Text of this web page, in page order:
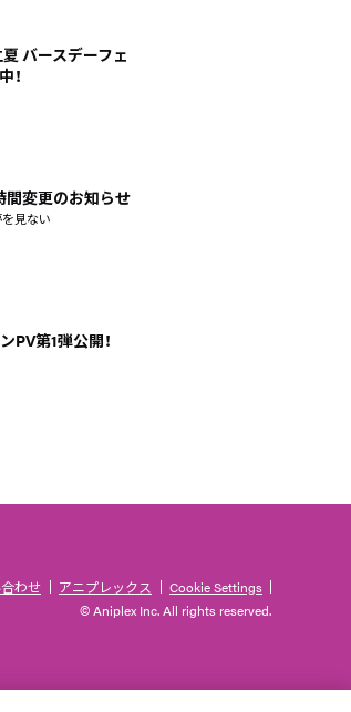
夏 バースデーフェ
！
間変更のお知らせ
見ない
PV第1弾公開！
わせ アニプレックス
Cookie Settings
© Aniplex Inc. All rights reserved.